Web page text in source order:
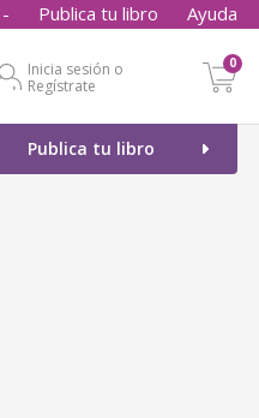
- Publica tu libro Ayuda
Inicia sesión o
Regístrate
0
Publica tu libro